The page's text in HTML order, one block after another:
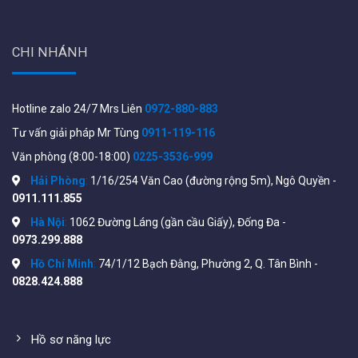
còn được trang bị công nghệ hỗ trợ zoom phóng to.
Hình ảnh thực tế
2MP
quan sát hồng ngoại ban đêm
CHI NHÁNH
Hotline zalo 24/7 Mrs Liên 0972-880-883
Tư vấn giải pháp Mr Tùng 0911-119-116
Văn phòng (8:00-18:00) 0225-3536-999
Hải Phòng: 1/16/254 Văn Cao (đường rộng 5m), Ngô Quyền -
0911.111.855
Hà Nội: 1062 Đường Láng (gần cầu Giấy), Đống Đa -
0973.299.888
Hồ Chí Minh: 74/1/12 Bạch Đằng, Phường 2, Q. Tân Bình -
0828.424.888
Hồ sơ năng lực